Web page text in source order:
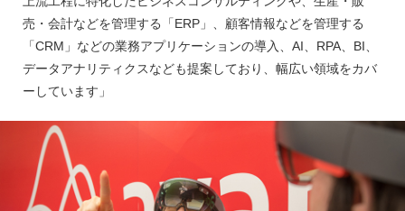
売・会計などを管理する「ERP」、顧客情報などを管理する
「CRM」などの業務アプリケーションの導入、AI、RPA、BI、
データアナリティクスなども提案しており、幅広い領域をカバ
ーしています」